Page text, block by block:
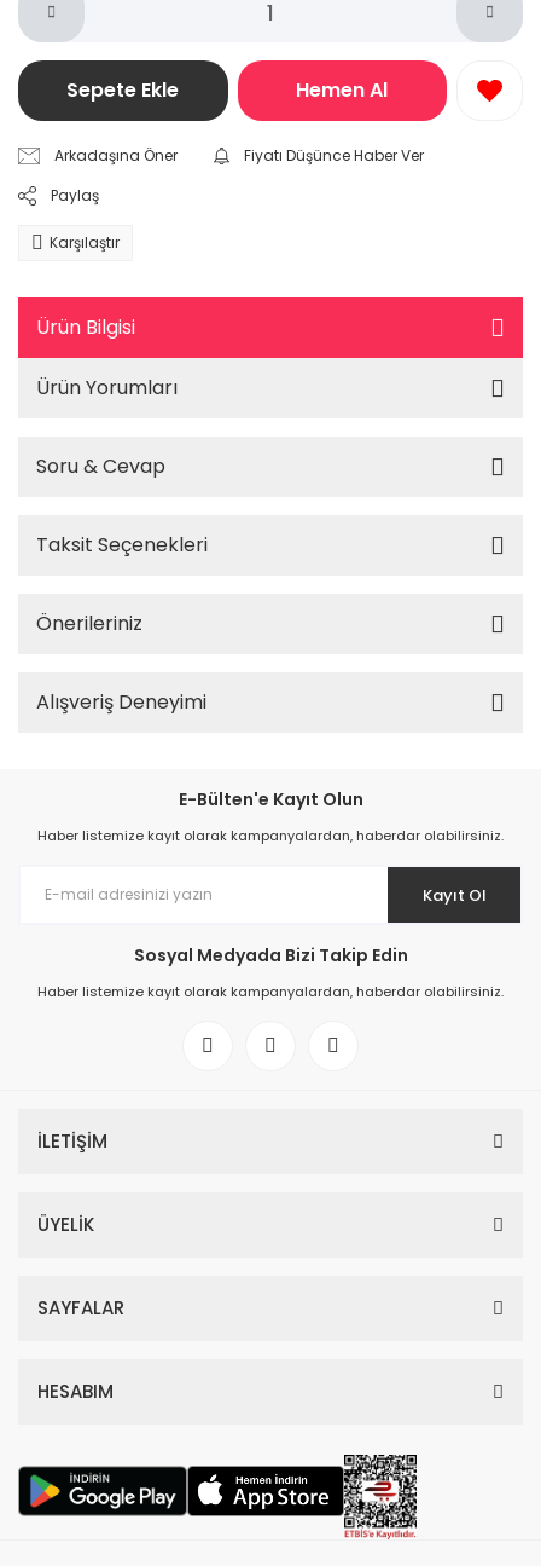
Sepete Ekle Hemen Al
Arkadaşına Öner
Fiyatı Düşünce Haber Ver
Paylaş
Karşılaştır
Ürün Bilgisi
Ürün Yorumları
Soru & Cevap
Taksit Seçenekleri
Önerileriniz
Alışveriş Deneyimi
E-Bülten'e Kayıt Olun
Haber listemize kayıt olarak kampanyalardan, haberdar olabilirsiniz.
Kayıt Ol
Sosyal Medyada Bizi Takip Edin
Haber listemize kayıt olarak kampanyalardan, haberdar olabilirsiniz.
İLETİŞİM
ÜYELİK
SAYFALAR
HESABIM